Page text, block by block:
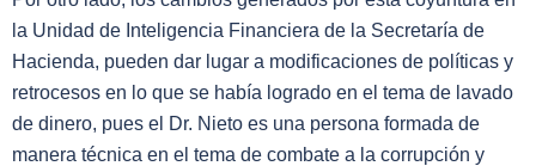
la Unidad de Inteligencia Financiera de la Secretaría de
Hacienda, pueden dar lugar a modificaciones de políticas y
retrocesos en lo que se había logrado en el tema de lavado
de dinero, pues el Dr. Nieto es una persona formada de
manera técnica en el tema de combate a la corrupción y